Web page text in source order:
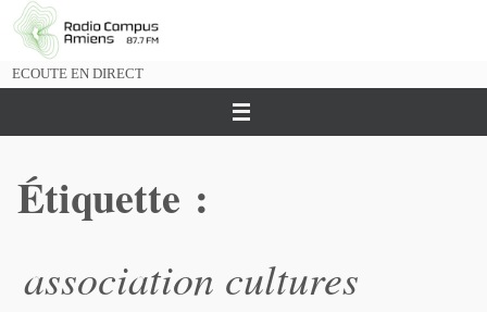
Passer
vers
ECOUTE EN DIRECT
Étiquette :
association cultures